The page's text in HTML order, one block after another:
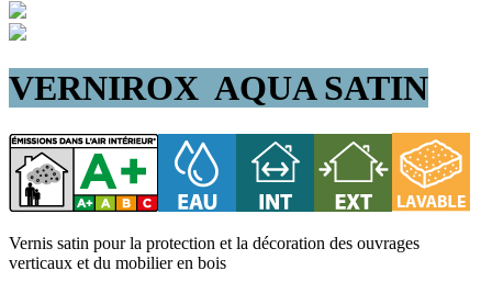
VERNIROX AQUA SATIN
Vernis satin pour la protection et la décoration des ouvrages
verticaux et du mobilier en bois